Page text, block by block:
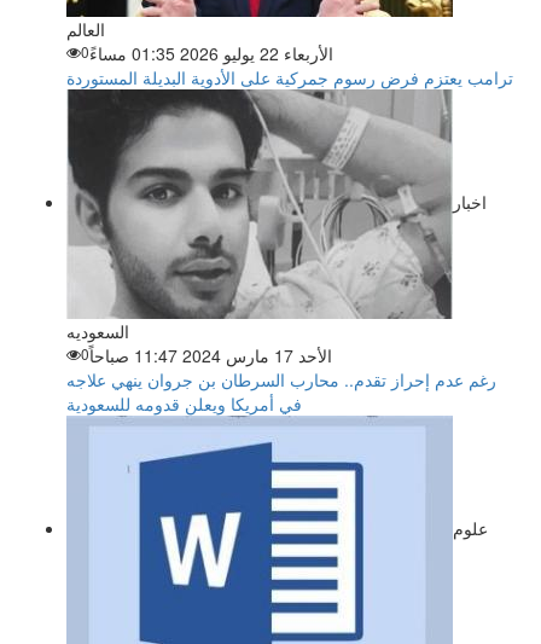
العالم
الأربعاء 22 يوليو 2026 01:35 مساءً
0
ترامب يعتزم فرض رسوم جمركية على الأدوية البديلة المستوردة
اخبار
السعوديه
الأحد 17 مارس 2024 11:47 صباحاً
0
رغم عدم إحراز تقدم.. محارب السرطان بن جروان ينهي علاجه
في أمريكا ويعلن قدومه للسعودية
علوم